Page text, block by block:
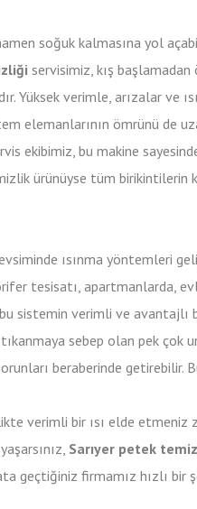
soğuk kalmasına yol
servisimiz, kış
Yüksek verimle, arızalar ve
elemanlarının ömrünü de
ekibimiz, bu makine
ürünüyse tüm
ısınma yöntemleri
tesisatı, apartmanlarda,
bu sistemin verimli ve
tıkanmaya sebep olan pek
beraberinde
verimli bir ısı elde
Sarıyer petek
geçtiğiniz firmamız hızlı bir